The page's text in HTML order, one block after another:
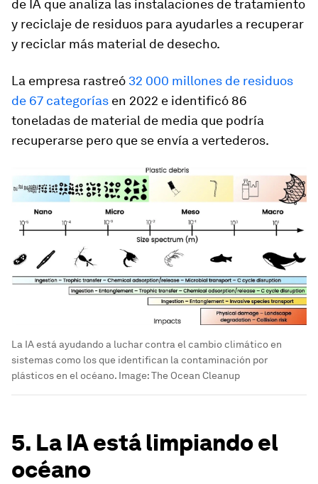
de IA que analiza las instalaciones de tratamiento
y reciclaje de residuos para ayudarles a recuperar
y reciclar más material de desecho.
La empresa rastreó 32 000 millones de residuos
de 67 categorías en 2022 e identificó 86
toneladas de material de media que podría
recuperarse pero que se envía a vertederos.
La IA está ayudando a luchar contra el cambio climático en
sistemas como los que identifican la contaminación por
plásticos en el océano. Image:The Ocean Cleanup
5. La IA está limpiando el
océano